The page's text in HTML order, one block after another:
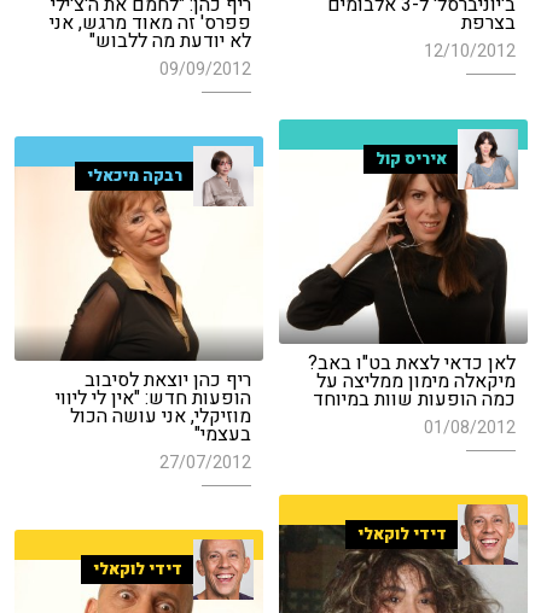
בצרפת
12/10/2012
פפרס' זה מאוד מרגש, אני
לא יודעת מה ללבוש"
09/09/2012
איריס קול
לאן כדאי לצאת בט"ו באב?
מיקאלה מימון ממליצה על
כמה הופעות שוות במיוחד
01/08/2012
רבקה מיכאלי
ריף כהן יוצאת לסיבוב
הופעות חדש: "אין לי ליווי
מוזיקלי, אני עושה הכול
בעצמי"
27/07/2012
דידי לוקאלי
דידי לוקאלי